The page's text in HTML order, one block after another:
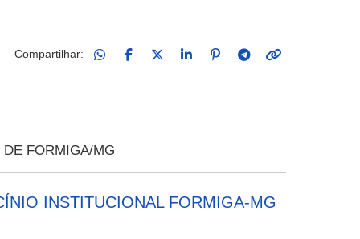
Compartilhar:
FORMIGA/MG
INSTITUCIONAL FORMIGA-MG